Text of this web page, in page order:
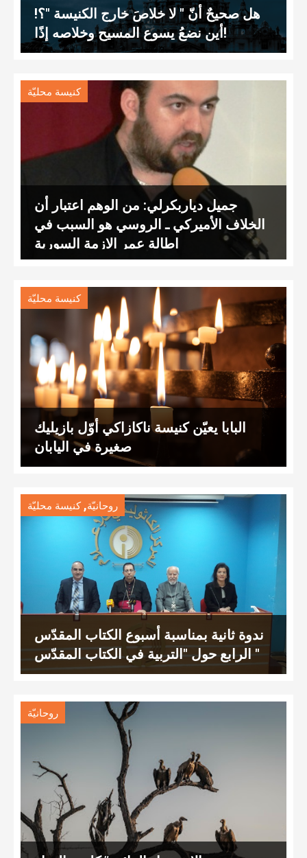
هل صحيحٌ أنّ " لا خلاصَ خارج الكنيسة "؟!
أين نضعُ يسوع المسيح وخلاصه إذًا!
كنيسة محليّة
جميل دياربكرلي: من الوهم اعتبار أن
الخلاف الأميركي ـ الروسي هو السبب في
اطالة عمر الازمة السورية
كنيسة محليّة
البابا يعيّن كنيسة ناكازاكي أوّل بازيليك
صغيرة في اليابان
روحانيّة,كنيسة محليّة
ندوة ثانية بمناسبة أسبوع الكتاب المقدّس
الرابع حول "التربية في الكتاب المقدّس "
روحانيّة